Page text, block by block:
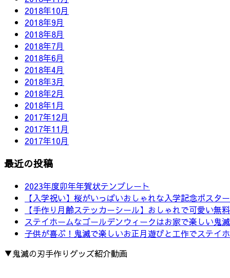
2018年10月
2018年9月
2018年8月
2018年7月
2018年6月
2018年4月
2018年3月
2018年2月
2018年1月
2017年12月
2017年11月
2017年10月
最近の投稿
2023年度卯年年賀状テンプレート
【入学祝い】桜がいっぱいおしゃれな入学記念ポスタ
【手作り月齢ステッカーシール】おしゃれで可愛い無
ステイホームなゴールデンウィークはお家で楽しい鬼滅
子供が喜ぶ！鬼滅で楽しいお正月遊びと工作でステイホ
▼鬼滅の刃手作りグッズ紹介動画